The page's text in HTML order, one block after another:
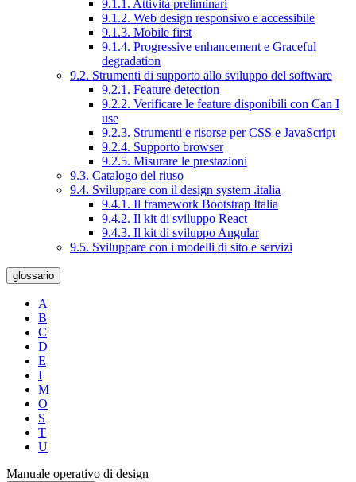
9.1.1. Attività preliminari
9.1.2. Web design responsivo e accessibile
9.1.3. Mobile first
9.1.4. Progressive enhancement e Graceful
degradation
9.2. Strumenti di supporto allo sviluppo del software
9.2.1. Feature detection
9.2.2. Verificare le feature disponibili con Can I
use
9.2.3. Strumenti e risorse per CSS e JavaScript
9.2.4. Supporto browser
9.2.5. Misurare le prestazioni
9.3. Catalogo del riuso
9.4. Sviluppare con il design system .italia
9.4.1. Il framework Bootstrap Italia
9.4.2. Il kit di sviluppo React
9.4.3. Il kit di sviluppo Angular
9.5. Sviluppare con i modelli di sito e servizi
glossario
A
B
C
D
E
I
M
O
S
T
U
Manuale operativo di design